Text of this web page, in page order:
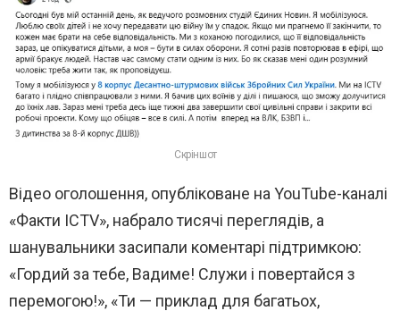
Скріншот
Відео оголошення, опубліковане на YouTube-каналі
«Факти ICTV», набрало тисячі переглядів, а
шанувальники засипали коментарі підтримкою:
«Гордий за тебе, Вадиме! Служи і повертайся з
перемогою!», «Ти — приклад для багатьох,